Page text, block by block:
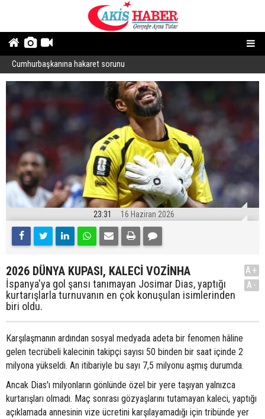
Cumhurbaşkanına hakaret sorunu
23:31 16 Haziran 2026
2026 DÜNYA KUPASI, KALECİ VOZİNHA
İspanya'ya gol şansı tanımayan Josimar Dias, yaptığı
kurtarışlarla turnuvanın en çok konuşulan isimlerinden
biri oldu.
A+
A-
Karşılaşmanın ardından sosyal medyada adeta bir fenomen hâline
gelen tecrübeli kalecinin takipçi sayısı 50 binden bir saat içinde 2
milyona yükseldi. An itibariyle bu sayı 7,5 milyonu aşmış durumda.
Ancak Dias'ı milyonların gönlünde özel bir yere taşıyan yalnızca
kurtarışları olmadı. Maç sonrası gözyaşlarını tutamayan kaleci, yaptığı
açıklamada annesinin vize ücretini karşılayamadığı için tribünde yer